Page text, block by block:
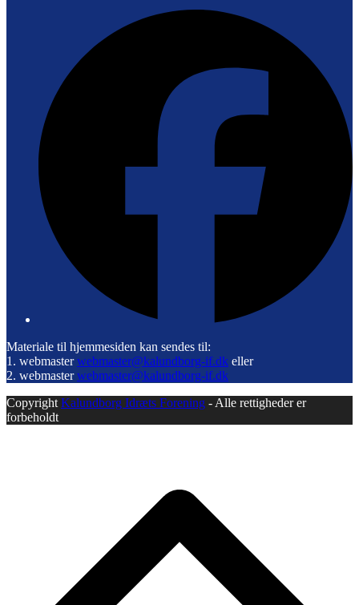
Materiale til hjemmesiden kan sendes til:
1. webmasterwebmaster@kalundborg-if.dk eller
2. webmasterwebmaster@kalundborg-if.dk
Copyright Kalundborg Idræts Forening - Alle rettigheder er
forbeholdt